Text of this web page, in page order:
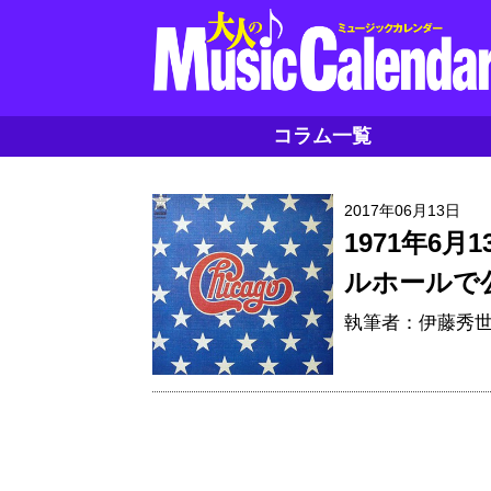
コラム一覧
2017年06月13日
1971年6月
ルホールで
執筆者：伊藤秀